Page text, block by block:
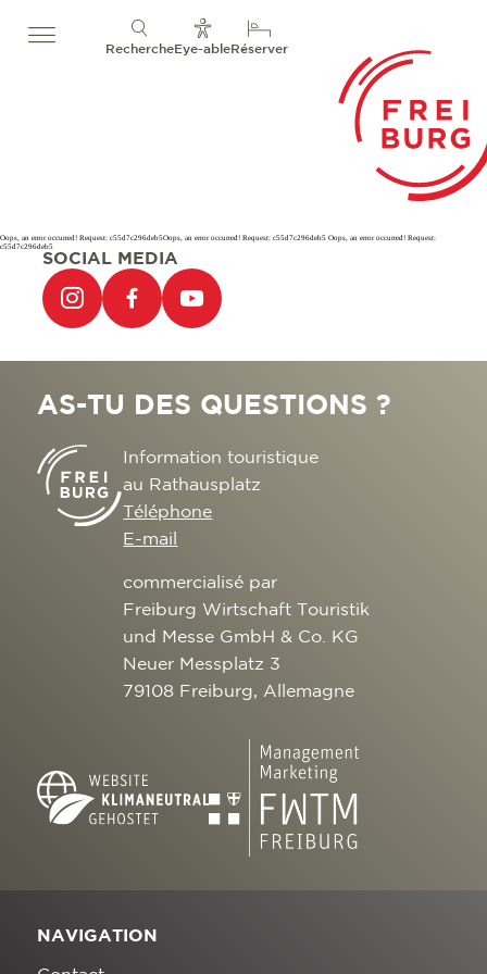
RechercheEye-ableRéserver
Oops, an error occurred! Request: c55d7c296deb5Oops, an error occurred! Request: c55d7c296deb5 Oops, an error occurred! Request:
c55d7c296deb5
SOCIAL MEDIA
AS-TU DES QUESTIONS ?
Information touristique
au Rathausplatz
Téléphone
E-mail
commercialisé par
Freiburg Wirtschaft Touristik
und Messe GmbH & Co. KG
Neuer Messplatz 3
79108 Freiburg, Allemagne
NAVIGATION